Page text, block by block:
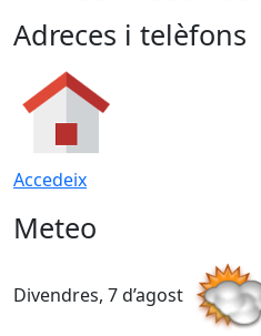
Adreces i telèfons
Accedeix
Meteo
Divendres, 7 d’agost